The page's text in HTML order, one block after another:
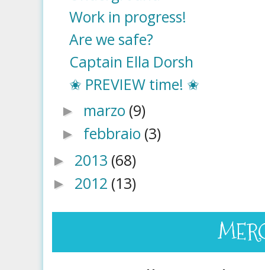
Work in progress!
Are we safe?
Captain Ella Dorsh
✬ PREVIEW time! ✬
► marzo (9)
► febbraio (3)
► 2013 (68)
► 2012 (13)